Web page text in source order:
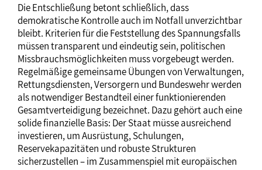
Die Entschließung betont schließlich, dass
demokratische Kontrolle auch im Notfall unverzichtbar
bleibt. Kriterien für die Feststellung des Spannungsfalls
müssen transparent und eindeutig sein, politischen
Missbrauchsmöglichkeiten muss vorgebeugt werden.
Regelmäßige gemeinsame Übungen von Verwaltungen,
Rettungsdiensten, Versorgern und Bundeswehr werden
als notwendiger Bestandteil einer funktionierenden
Gesamtverteidigung bezeichnet. Dazu gehört auch eine
solide finanzielle Basis: Der Staat müsse ausreichend
investieren, um Ausrüstung, Schulungen,
Reservekapazitäten und robuste Strukturen
sicherzustellen – im Zusammenspiel mit europäischen